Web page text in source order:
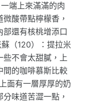
端上來滿滿的肉
酸帶點檸檬香，
還有核桃增添口
（120）：提拉米
些不會太甜膩，上
間的咖啡慕斯比較
面有一層厚厚的奶
味道苦澀一點，